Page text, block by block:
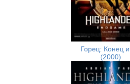
Горец: Конец
(2000)